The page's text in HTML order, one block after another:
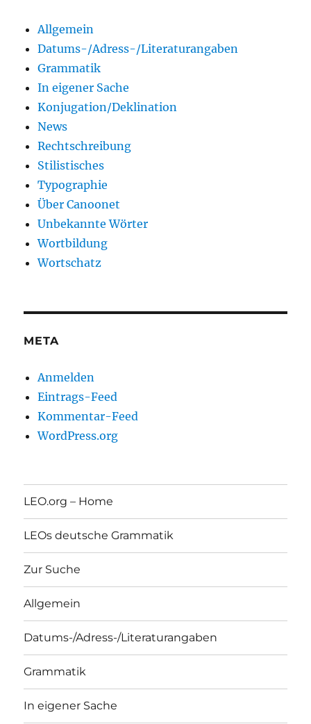
Allgemein
Datums-/Adress-/Literaturangaben
Grammatik
In eigener Sache
Konjugation/Deklination
News
Rechtschreibung
Stilistisches
Typographie
Über Canoonet
Unbekannte Wörter
Wortbildung
Wortschatz
META
Anmelden
Eintrags-Feed
Kommentar-Feed
WordPress.org
LEO.org – Home
LEOs deutsche Grammatik
Zur Suche
Allgemein
Datums-/Adress-/Literaturangaben
Grammatik
In eigener Sache